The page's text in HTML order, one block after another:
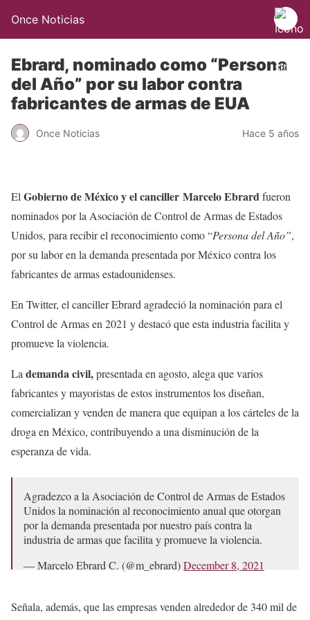
Once Noticias
Ebrard, nominado como “Persona
del Año” por su labor contra
fabricantes de armas de EUA
Once Noticias Hace 5 años
El Gobierno de México y el canciller Marcelo Ebrardfueron
nominados por la Asociación de Control de Armas de Estados
Unidos, para recibir el reconocimiento como “Persona del Año”,
por su labor en la demanda presentada por México contra los
fabricantes de armas estadounidenses.
En Twitter, el canciller Ebrard agradeció la nominación para el
Control de Armas en 2021 y destacó que esta industria facilita y
promueve la violencia.
La demanda civil,presentada en agosto, alega que varios
fabricantes y mayoristas de estos instrumentos los diseñan,
comercializan y venden de manera que equipan a los cárteles de la
droga en México, contribuyendo a una disminución de la
esperanza de vida.
Agradezco a la Asociación de Control de Armas de Estados
Unidos la nominación al reconocimiento anual que otorgan
por la demanda presentada por nuestro país contra la
industria de armas que facilita y promueve la violencia.
— Marcelo Ebrard C. (@m_ebrard)December 8, 2021
Señala, además, que las empresas venden alrededor de 340 mil de